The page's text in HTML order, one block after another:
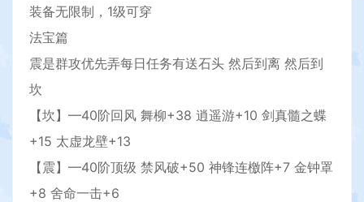
装备无限制，1级可穿
法宝篇
震是群攻优先弄每日任务有送石头 然后到离 然后到
坎
【坎】—40阶回风 舞柳+38 逍遥游+10 剑真髓之蝶
+15 太虚龙壁+13
【震】—40阶顶级 禁风破+50 神锋连檄阵+7 金钟罩
+8 舍命一击+6